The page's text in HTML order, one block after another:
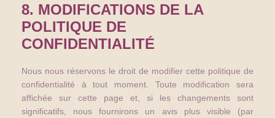
8. MODIFICATIONS DE LA
POLITIQUE DE
CONFIDENTIALITÉ
Nous nous réservons le droit de modifier cette politique de
confidentialité à tout moment. Toute modification sera
affichée sur cette page et, si les changements sont
significatifs, nous fournirons un avis plus visible (par